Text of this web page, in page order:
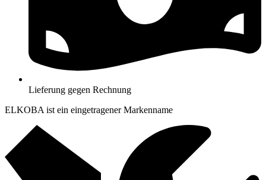
Lieferung gegen Rechnung
ELKOBA ist ein eingetragener Markenname